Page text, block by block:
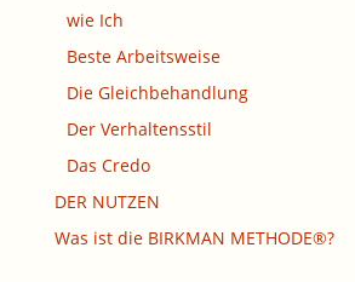
wie Ich
Beste Arbeitsweise
Die Gleichbehandlung
Der Verhaltensstil
Das Credo
DER NUTZEN
Was ist die BIRKMAN METHODE®?